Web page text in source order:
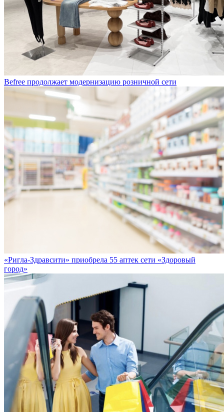
Befree продолжает модернизацию розничной сети
«Ригла-Здравсити» приобрела 55 аптек сети «Здоровый
город»